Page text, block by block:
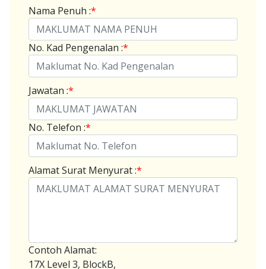
Nama Penuh :*
No. Kad Pengenalan :*
Jawatan :*
No. Telefon :*
Alamat Surat Menyurat :*
Contoh Alamat:
17X Level 3, BlockB,